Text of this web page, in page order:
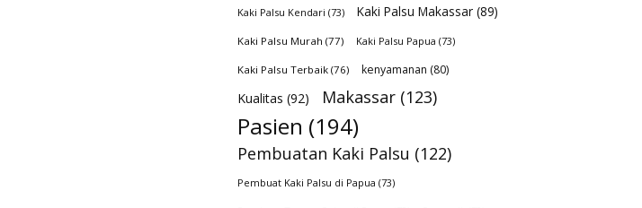
Kaki Palsu Kendari (73) Kaki Palsu Makassar (89)
Kaki Palsu Murah (77) Kaki Palsu Papua (73)
Kaki Palsu Terbaik (76) kenyamanan (80)
Kualitas (92) Makassar (123)
Pasien (194)
Pembuatan Kaki Palsu (122)
Pembuat Kaki Palsu di Papua (73)